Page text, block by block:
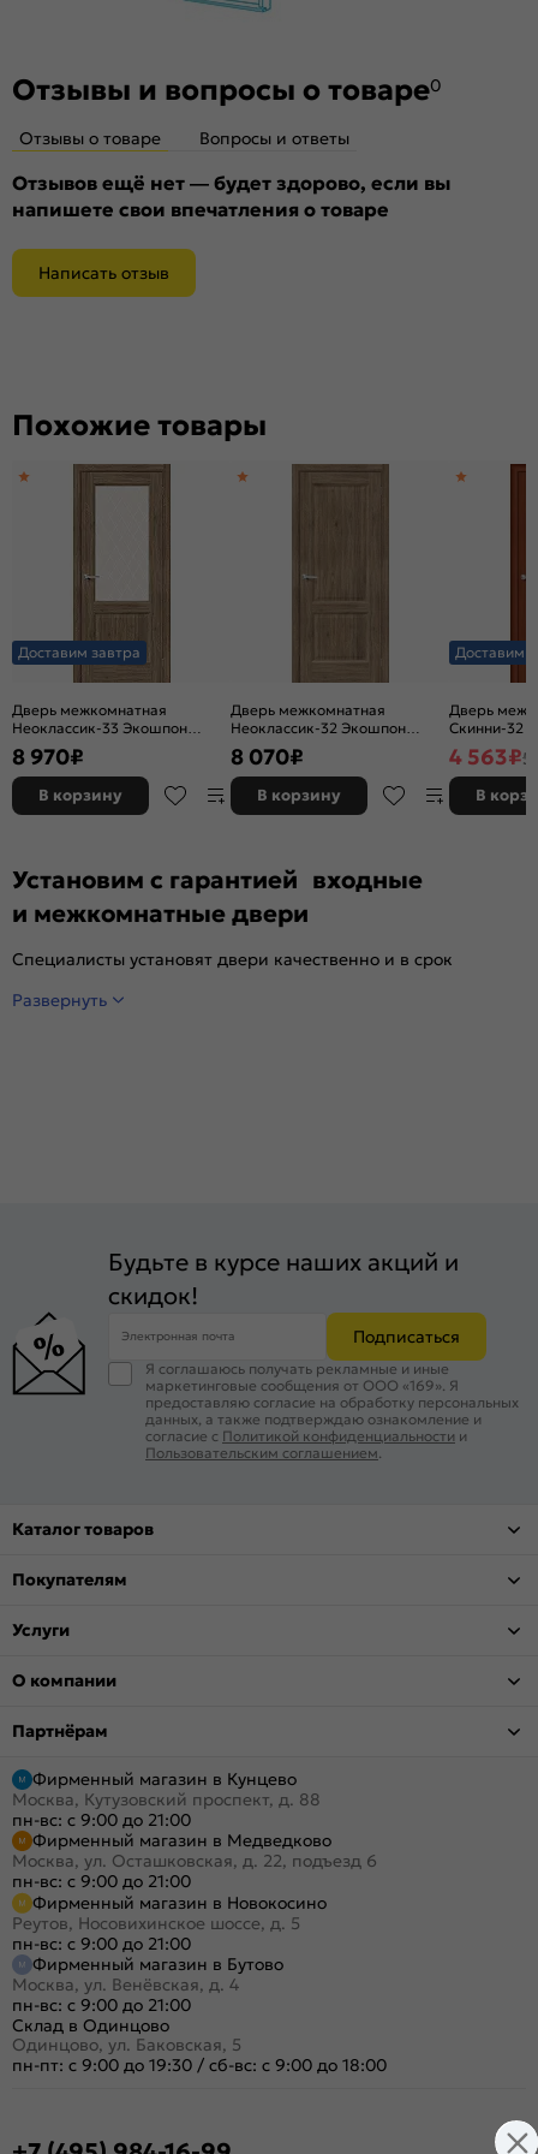
Композитный мебельный щит на основе
Отзывы и вопросы о товаре0
Отзывы о товаре Вопросы и ответы
Отзывов ещё нет — будет здорово, если вы
напишете свои впечатления о товаре
Написать отзыв
Похожие товары
Доставим завтра
Дверь межкомнатная
Неоклассик-33 Экошпон
Original Oak, остекленная,
white сrystal, кромка нет,
филенчатая
8 970₽
В корзину
Дверь межкомнатная
Неоклассик-32 Экошпон
Original Oak, глухая, кромка
нет, филенчатая
8 070₽
В корзину
Доставим
Дверь
Скинни-32
глухая,
4 563₽5
В
Установим с гарантией входные
и межкомнатные двери
Специалисты установят двери качественно и в срок
Развернуть
Будьте в курсе наших акций и
скидок!
Электронная почта Подписаться
Я соглашаюсь получать рекламные и иные
маркетинговые сообщения от ООО «169». Я
предоставляю согласие на обработку персональных
данных, а также подтверждаю ознакомление и
согласие с Политикой конфиденциальности и
Пользовательским соглашением
Каталог товаров
Покупателям
Услуги
О компании
Партнёрам
Фирменный магазин в Кунцево
Москва, Кутузовский проспект, д. 88
пн-вс: с 9:00 до 21:00
Фирменный магазин в Медведково
Москва, ул. Осташковская, д. 22, подъезд 6
пн-вс: с 9:00 до 21:00
Фирменный магазин в Новокосино
Реутов, Носовихинское шоссе, д. 5
пн-вс: с 9:00 до 21:00
Фирменный магазин в Бутово
Москва, ул. Венёвская, д. 4
пн-вс: с 9:00 до 21:00
Склад в Одинцово
Одинцово, ул. Баковская, 5
пн-пт: с 9:00 до 19:30 / сб-вс: с 9:00 до 18:00